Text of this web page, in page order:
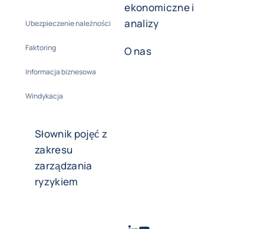
Ubezpieczenie należności
Faktoring
Informacja biznesowa
Windykacja
ekonomiczne i
analizy
O nas
Słownik pojęć z
zakresu
zarządzania
ryzykiem